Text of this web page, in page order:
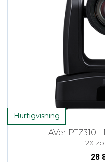
Hurtigvisning
AVer PTZ310
12X
28